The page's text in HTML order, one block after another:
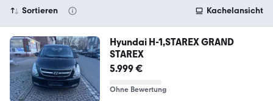
Sortieren Kachelansicht
Hyundai H-1,STAREX GRAND
STAREX
5.999 €
Ohne Bewertung